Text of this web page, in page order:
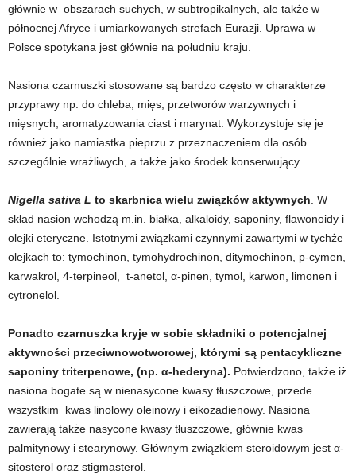
głównie w obszarach suchych, w subtropikalnych, ale także w
północnej Afryce i umiarkowanych strefach Eurazji. Uprawa w
Polsce spotykana jest głównie na południu kraju.
Nasiona czarnuszki stosowane są bardzo często w charakterze
przyprawy np. do chleba, mięs, przetworów warzywnych i
mięsnych, aromatyzowania ciast i marynat. Wykorzystuje się je
również jako namiastka pieprzu z przeznaczeniem dla osób
szczególnie wrażliwych, a także jako środek konserwujący.
Nigella sativa L to skarbnica wielu związków aktywnych . W
skład nasion wchodzą m.in. białka, alkaloidy, saponiny, flawonoidy i
olejki eteryczne. Istotnymi związkami czynnymi zawartymi w tychże
olejkach to: tymochinon, tymohydrochinon, ditymochinon, p-cymen,
karwakrol, 4-terpineol, t-anetol, α-pinen, tymol, karwon, limonen i
cytronelol.
Ponadto czarnuszka kryje w sobie składniki o potencjalnej
aktywności przeciwnowotworowej, którymi są pentacykliczne
saponiny triterpenowe, (np. α-hederyna). Potwierdzono, także iż
nasiona bogate są w nienasycone kwasy tłuszczowe, przede
wszystkim kwas linolowy oleinowy i eikozadienowy. Nasiona
zawierają także nasycone kwasy tłuszczowe, głównie kwas
palmitynowy i stearynowy. Głównym związkiem steroidowym jest α-
sitosterol oraz stigmasterol.